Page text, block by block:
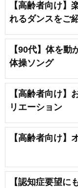
【高齢者向け】
れるダンスをご
【90代】体を
体操ソング
【高齢者向け】
リエーション
【高齢者向け】
【認知症要望に